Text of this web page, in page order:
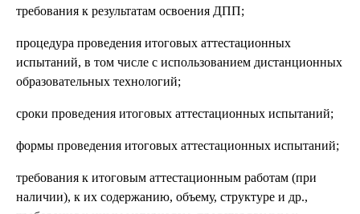
требования к результатам освоения ДПП;
процедура проведения итоговых аттестационных
испытаний, в том числе с использованием дистанционных
образовательных технологий;
сроки проведения итоговых аттестационных испытаний;
формы проведения итоговых аттестационных испытаний;
требования к итоговым аттестационным работам (при
наличии), к их содержанию, объему, структуре и др.,